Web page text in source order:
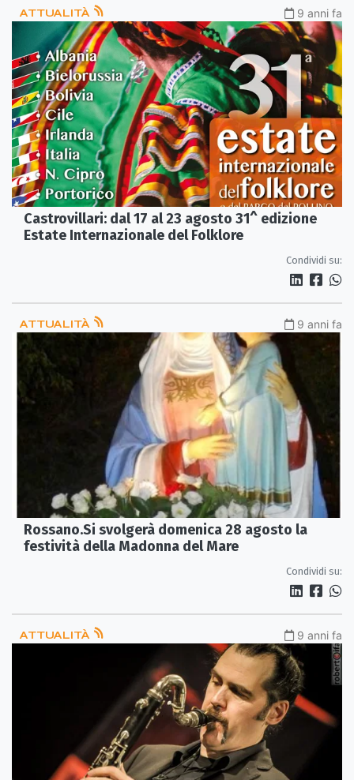
ATTUALITÀ 9 anni fa
Castrovillari: dal 17 al 23 agosto 31^ edizione
Estate Internazionale del Folklore
Condividi su:
ATTUALITÀ 9 anni fa
Rossano.Si svolgerà domenica 28 agosto la
festività della Madonna del Mare
Condividi su:
ATTUALITÀ 9 anni fa